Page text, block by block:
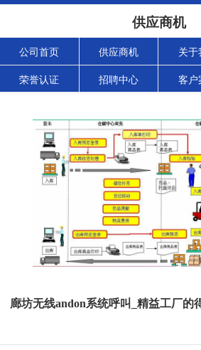
供应商机
公司首页 供应商机 关于
荣誉认证 招聘中心 客户
廊坊无线andon系统呼叫_精益工厂的